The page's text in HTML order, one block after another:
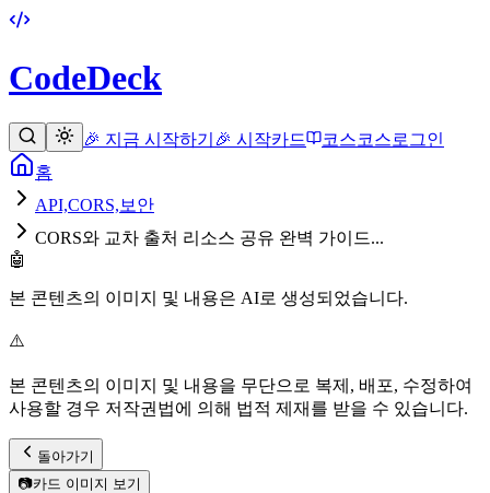
CodeDeck
🎉 지금 시작하기 🎉 시작카드 코스코스로그인
홈
API,CORS,보안
CORS와 교차 출처 리소스 공유 완벽 가이드...
🤖
본 콘텐츠의 이미지 및 내용은 AI로 생성되었습니다.
⚠️
본 콘텐츠의 이미지 및 내용을 무단으로 복제, 배포, 수정하여
사용할 경우 저작권법에 의해 법적 제재를 받을 수 있습니다.
돌아가기
📷카드 이미지 보기